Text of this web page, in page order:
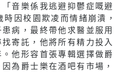
音樂係我逃避抑鬱症嘅避
因校園欺凌而情緒崩潰，
病，最終帶他求醫並服用
寄託，他將所有精力投入
他形容首張專輯選擇做爵
為爵士樂在酒吧有市場，